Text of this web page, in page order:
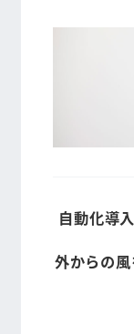
自動化導
外からの